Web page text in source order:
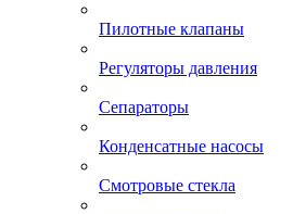
Пилотные клапаны
Регуляторы давления
Сепараторы
Конденсатные насосы
Смотровые стекла